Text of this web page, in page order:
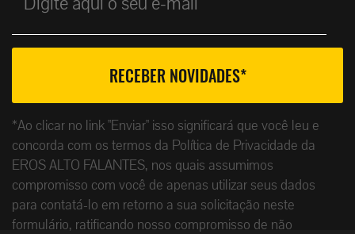
*Ao clicar no link "Enviar" isso significará que você leu e
concorda com os termos da Política de Privacidade da
EROS ALTO FALANTES, nos quais assumimos
compromisso com você de apenas utilizar seus dados
para contatá-lo em retorno a sua solicitação neste
formulário, ratificando nosso compromisso de não